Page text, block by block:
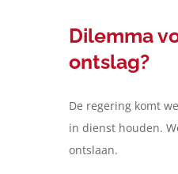
Dilemma
ontslag?
De regering komt
in dienst houden.
ontslaan.